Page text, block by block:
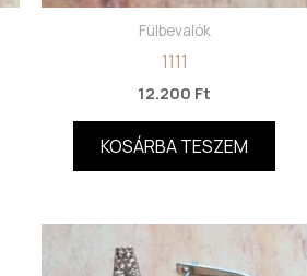
Fülbevalók
1111
12.200 Ft
KOSÁRBA TESZEM